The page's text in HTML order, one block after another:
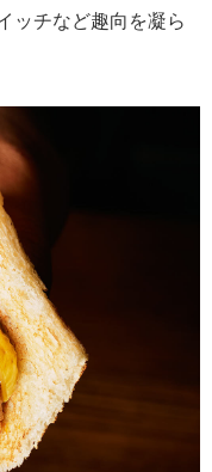
ッチなど趣向を凝ら